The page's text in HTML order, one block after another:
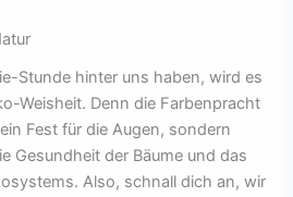
Stunde hinter uns haben, wird es
Weisheit. Denn die Farbenpracht
Fest für die Augen, sondern
Gesundheit der Bäume und das
Also, schnall dich an, wir